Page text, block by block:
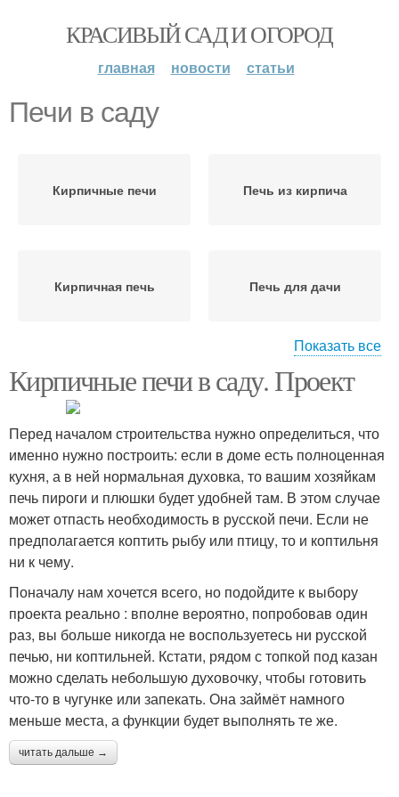
КРАСИВЫЙ САД И ОГОРОД
главная новости статьи
Печи в саду
Кирпичные печи Печь из кирпича
Кирпичная печь Печь для дачи
Садовая печь
Показать все
Кирпичные печи в саду. Проект
Перед началом строительства нужно определиться, что
именно нужно построить: если в доме есть полноценная
кухня, а в ней нормальная духовка, то вашим хозяйкам
печь пироги и плюшки будет удобней там. В этом случае
может отпасть необходимость в русской печи. Если не
предполагается коптить рыбу или птицу, то и коптильня
ни к чему.
Поначалу нам хочется всего, но подойдите к выбору
проекта реально : вполне вероятно, попробовав один
раз, вы больше никогда не воспользуетесь ни русской
печью, ни коптильней. Кстати, рядом с топкой под казан
можно сделать небольшую духовочку, чтобы готовить
что-то в чугунке или запекать. Она займёт намного
меньше места, а функции будет выполнять те же.
читать дальше →